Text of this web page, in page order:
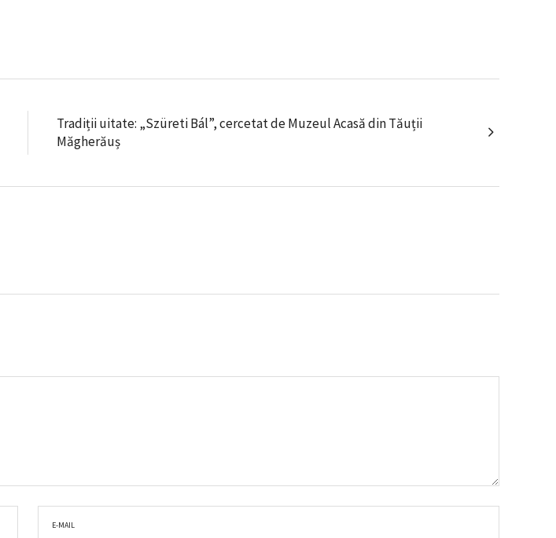
Tradiții uitate: „Szüreti Bál”, cercetat de Muzeul Acasă din Tăuții
Măgherăuș